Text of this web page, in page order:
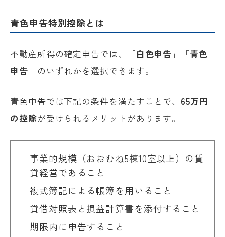
青色申告特別控除とは
不動産所得の確定申告では、「白色申告 」「青色
申告 」のいずれかを選択できます。
青色申告では下記の条件を満たすことで、 65万円
の控除が受けられるメリットがあります。
事業的規模（おおむね5棟10室以上）の賃
貸経営であること
複式簿記による帳簿を用いること
貸借対照表と損益計算書を添付すること
期限内に申告すること